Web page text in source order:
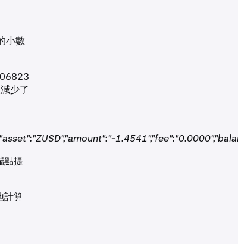
小數
少了
點提
計算